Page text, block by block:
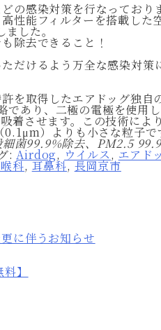
の感染対策を行なっており
性能フィルターを搭載した
した。
除去できること！
だけるよう万全な感染対策
を取得したエアドッグ独自
あり、二極の電極を使用
着させます。この技術に
）よりも小さな粒子で
菌99.9%除去、PM2.5
:Airdog, ウイルス, エアド
科,耳鼻科,長岡京市
に伴うお知らせ
】